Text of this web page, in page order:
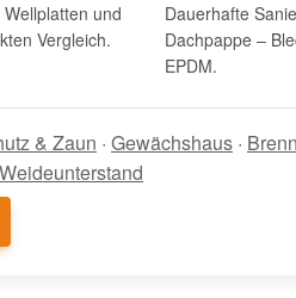
und
Vergleich.
Dauerhafte
Dachpappe –
EPDM.
& Zaun · Gewächshaus ·
Weideunterstand